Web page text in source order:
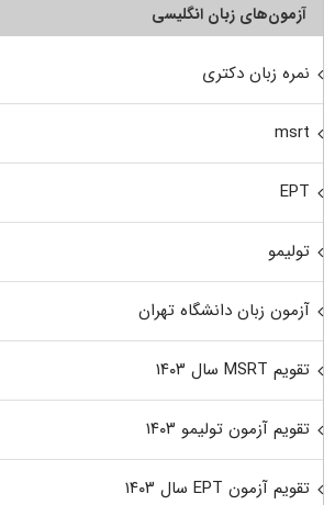
آزمون‌های زبان انگلیسی
نمره زبان دکتری
msrt
EPT
تولیمو
آزمون زبان دانشگاه تهران
تقویم MSRT سال ۱۴۰۳
تقویم آزمون تولیمو ۱۴۰۳
تقویم آزمون EPT سال ۱۴۰۳